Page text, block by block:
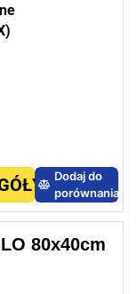
Dodaj do
porównania
80x40cm